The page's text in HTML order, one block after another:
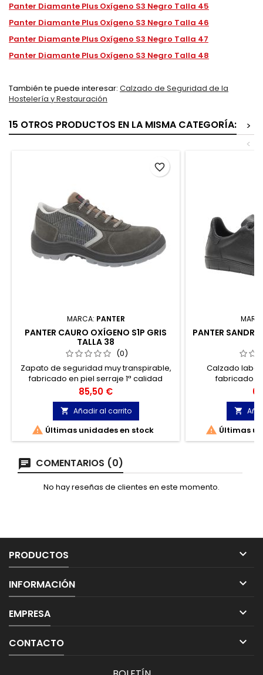
Panter Diamante Plus Oxígeno S3 Negro Talla 45
Panter Diamante Plus Oxígeno S3 Negro Talla 46
Panter Diamante Plus Oxígeno S3 Negro Talla 47
Panter Diamante Plus Oxígeno S3 Negro Talla 48
También te puede interesar: Calzado de Seguridad de la
Hostelería y Restauración
15 OTROS PRODUCTOS EN LA MISMA CATEGORÍA:
>
<
MARCA: PANTER
PANTER CAURO OXÍGENO S1P GRIS
TALLA 38
(0)
Zapato de seguridad muy transpirable,
fabricado en piel serraje 1ª calidad
transpirable y fresco tejido Mesh con
tratamiento hidrófugo. Incluye la
revolucionaria tecnología PANTER
Oxígeno.
Precio
85,50 €
 Añadir al carrito
 Últimas unidades en stock
favorite_border
PANTER
Calzado
fabricado
hidrofugada y
cómodo,
que pasan

 Últimas
COMENTARIOS (0)
No hay reseñas de clientes en este momento.
PRODUCTOS 
INFORMACIÓN 
EMPRESA 
CONTACTO 